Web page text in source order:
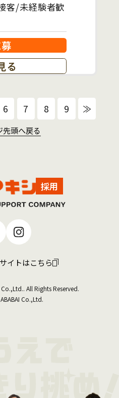
客/未経験者歓
る
6 7 8 9 ≫
頭へ戻る
採用
イトはこちら
All Rights Reserved.
Co.,Ltd.